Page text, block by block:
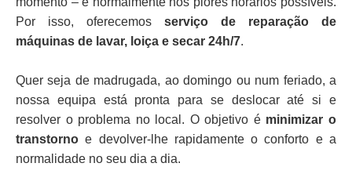
Por isso, oferecemos serviço de reparação de
máquinas de lavar, loiça e secar 24h/7.
Quer seja de madrugada, ao domingo ou num feriado, a
nossa equipa está pronta para se deslocar até si e
resolver o problema no local. O objetivo é minimizar o
transtorno e devolver-lhe rapidamente o conforto e a
normalidade no seu dia a dia.